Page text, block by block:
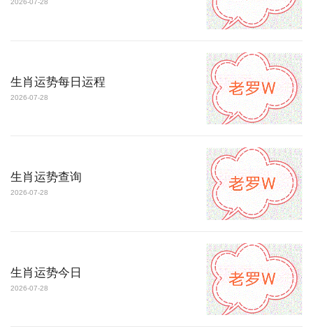
2026-07-28
生肖运势每日运程
2026-07-28
生肖运势查询
2026-07-28
生肖运势今日
2026-07-28